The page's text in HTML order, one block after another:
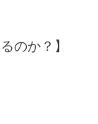
のか？】